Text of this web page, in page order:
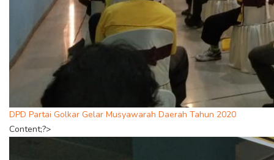
DPD Partai Golkar Gelar Musyawarah Daerah Tahun 2020
Content;?>